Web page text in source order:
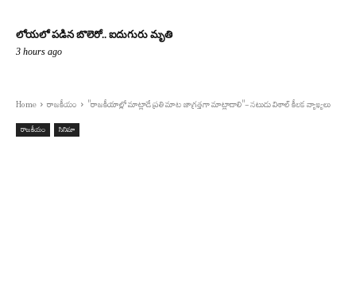
లోయలో పడిన బొలెరో.. ఐదుగురు మృతి
3 hours ago